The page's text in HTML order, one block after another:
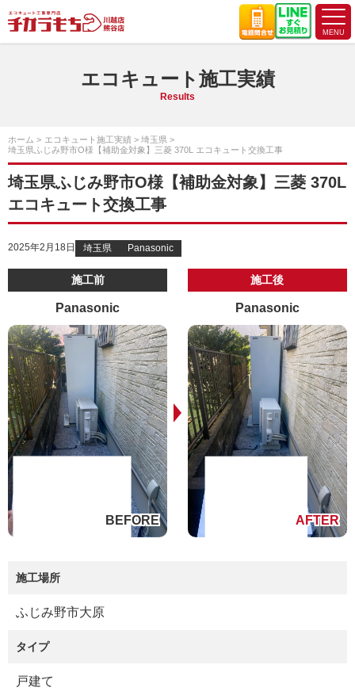
エコキュート施工実績
Results
ホーム エコキュート施工実績
埼玉県
埼玉県ふじみ野市O様【補助金対象】三菱 370L エコキュート交換工事
埼玉県ふじみ野市O様【補助金対象】三菱 370L
エコキュート交換工事
2025年2月18日 埼玉県 Panasonic
施工前
Panasonic
施工後
Panasonic
施工場所
ふじみ野市大原
タイプ
戸建て